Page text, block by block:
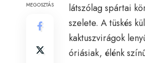
MEGOSZTÁS
látszólag spártai
szelete. A tüskés
kaktuszvirágok
óriásiak, élénk